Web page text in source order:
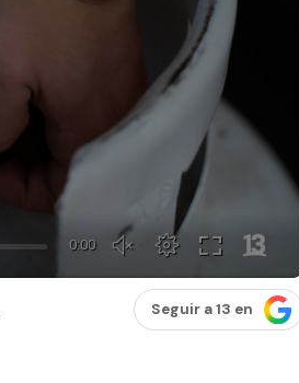
Seguir a 13 en